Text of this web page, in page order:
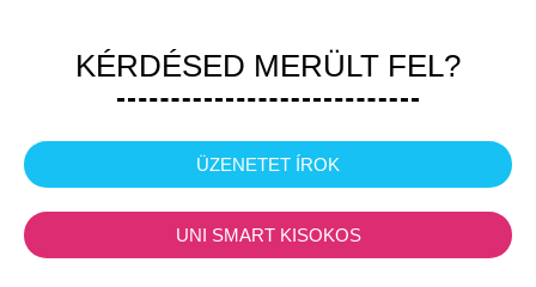
KÉRDÉSED MERÜLT FEL?
ÜZENETET ÍROK
UNI SMART KISOKOS